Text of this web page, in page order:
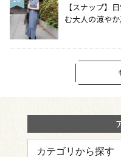
【スナップ】
む大人の涼や